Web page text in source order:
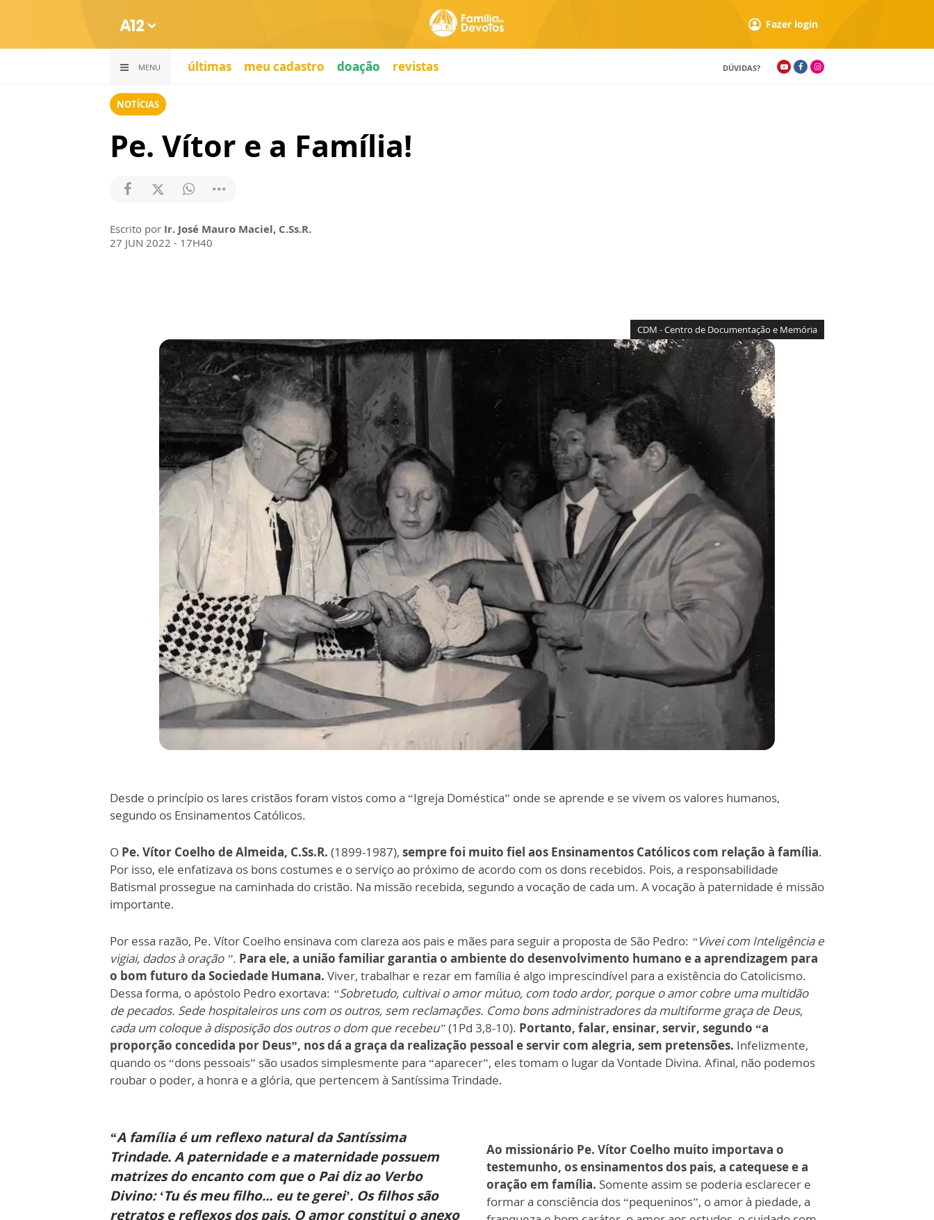
Fazer login
MENU últimas meu cadastro doação revistas DÚVIDAS?
NOTÍCIAS
Pe. Vítor e a Família!
Escrito por Ir. José Mauro Maciel, C.Ss.R.
27 JUN 2022 - 17H40
CDM - Centro de Documentação e Memória
Desde o princípio os lares cristãos foram vistos como a “Igreja Doméstica” onde se aprende e se vivem os valores humanos,
segundo os Ensinamentos Católicos.
O Pe. Vítor Coelho de Almeida, C.Ss.R. (1899-1987), sempre foi muito fiel aos Ensinamentos Católicos com relação à família.
Por isso, ele enfatizava os bons costumes e o serviço ao próximo de acordo com os dons recebidos. Pois, a responsabilidade
Batismal prossegue na caminhada do cristão. Na missão recebida, segundo a vocação de cada um. A vocação à paternidade é missão
importante.
Por essa razão, Pe. Vítor Coelho ensinava com clareza aos pais e mães para seguir a proposta de São Pedro: “Vivei com Inteligência e
vigiai, dados à oração ”. Para ele, a união familiar garantia o ambiente do desenvolvimento humano e a aprendizagem para
o bom futuro da Sociedade Humana. Viver, trabalhar e rezar em família é algo imprescindível para a existência do Catolicismo.
Dessa forma, o apóstolo Pedro exortava: “Sobretudo, cultivai o amor mútuo, com todo ardor, porque o amor cobre uma multidão
de pecados. Sede hospitaleiros uns com os outros, sem reclamações. Como bons administradores da multiforme graça de Deus,
cada um coloque à disposição dos outros o dom que recebeu”(1Pd 3,8-10). Portanto, falar, ensinar, servir, segundo “a
proporção concedida por Deus”, nos dá a graça da realização pessoal e servir com alegria, sem pretensões. Infelizmente,
quando os “dons pessoais” são usados simplesmente para “aparecer”, eles tomam o lugar da Vontade Divina. Afinal, não podemos
roubar o poder, a honra e a glória, que pertencem à Santíssima Trindade.
“A família é um reflexo natural da Santíssima
Trindade. A paternidade e a maternidade possuem
matrizes do encanto com que o Pai diz ao Verbo
Divino: ‘Tu és meu filho... eu te gerei’. Os filhos são
retratos e reflexos dos pais. O amor constitui o anexo
Ao missionário Pe. Vítor Coelho muito importava o
testemunho, os ensinamentos dos pais, a catequese e a
oração em família. Somente assim se poderia esclarecer e
formar a consciência dos “pequeninos”, o amor à piedade, a